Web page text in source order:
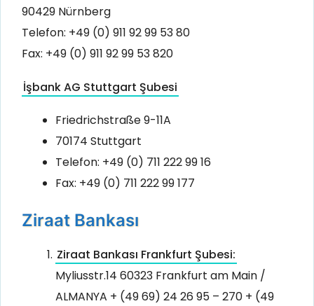
90429 Nürnberg
Telefon: +49 (0) 911 92 99 53 80
Fax: +49 (0) 911 92 99 53 820
İşbank AG Stuttgart Şubesi
Friedrichstraße 9-11A
70174 Stuttgart
Telefon: +49 (0) 711 222 99 16
Fax: +49 (0) 711 222 99 177
Ziraat Bankası
Ziraat Bankası Frankfurt Şubesi:
Myliusstr.14 60323 Frankfurt am Main /
ALMANYA + (49 69) 24 26 95 – 270 + (49